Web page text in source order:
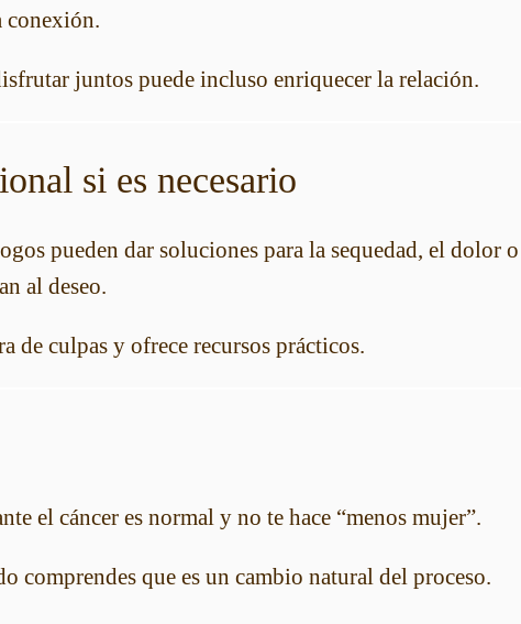
conexión.
juntos puede incluso enriquecer la relación.
si es necesario
pueden dar soluciones para la sequedad, el dolor o
al deseo.
de culpas y ofrece recursos prácticos.
el cáncer es normal y no te hace “menos mujer”.
comprendes que es un cambio natural del proceso.